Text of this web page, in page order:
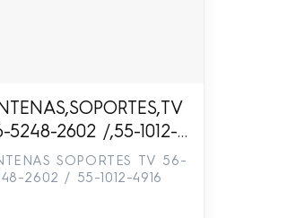
5248-2602 /,55-1012-
SOPORTES TV 56-
2602 / 55-1012-4916